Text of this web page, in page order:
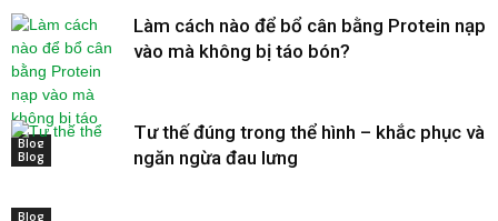
Blog
Làm cách nào để bổ cân bằng Protein nạp
vào mà không bị táo bón?
Blog
Tư thế đúng trong thể hình – khắc phục và
ngăn ngừa đau lưng
Blog